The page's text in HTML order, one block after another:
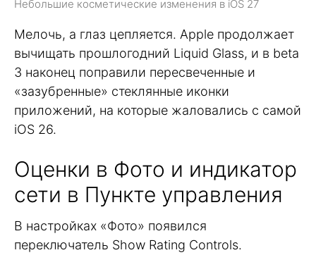
Небольшие косметические изменения в iOS 27
Мелочь, а глаз цепляется. Apple продолжает
вычищать прошлогодний Liquid Glass, и в beta
3 наконец поправили пересвеченные и
«зазубренные» стеклянные иконки
приложений, на которые жаловались с самой
iOS 26.
Оценки в Фото и индикатор
сети в Пункте управления
В настройках «Фото» появился
переключатель Show Rating Controls.